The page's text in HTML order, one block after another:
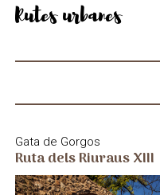
Rutes urbanes
Gata de Gorgos
Ruta dels Riuraus XIII